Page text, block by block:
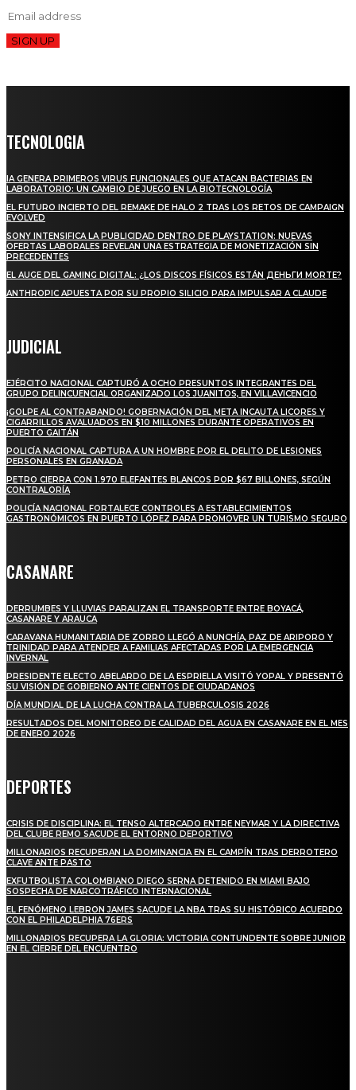
SIGN UP
TECNOLOGIA
IA GENERA PRIMEROS VIRUS FUNCIONALES QUE ATACAN BACTERIAS EN
LABORATORIO: UN CAMBIO DE JUEGO EN LA BIOTECNOLOGÍA
EL FUTURO INCIERTO DEL REMAKE DE HALO 2 TRAS LOS RETOS DE CAMPAIGN
EVOLVED
SONY INTENSIFICA LA PUBLICIDAD DENTRO DE PLAYSTATION: NUEVAS
OFERTAS LABORALES REVELAN UNA ESTRATEGIA DE MONETIZACIÓN SIN
PRECEDENTES
EL AUGE DEL GAMING DIGITAL: ¿LOS DISCOS FÍSICOS ESTÁN ДЕНЬГИ MORTE?
ANTHROPIC APUESTA POR SU PROPIO SILICIO PARA IMPULSAR A CLAUDE
JUDICIAL
EJÉRCITO NACIONAL CAPTURÓ A OCHO PRESUNTOS INTEGRANTES DEL
GRUPO DELINCUENCIAL ORGANIZADO LOS JUANITOS, EN VILLAVICENCIO
¡GOLPE AL CONTRABANDO! GOBERNACIÓN DEL META INCAUTA LICORES Y
CIGARRILLOS AVALUADOS EN $10 MILLONES DURANTE OPERATIVOS EN
PUERTO GAITÁN
POLICÍA NACIONAL CAPTURA A UN HOMBRE POR EL DELITO DE LESIONES
PERSONALES EN GRANADA
PETRO CIERRA CON 1.970 ELEFANTES BLANCOS POR $67 BILLONES, SEGÚN
CONTRALORÍA
POLICÍA NACIONAL FORTALECE CONTROLES A ESTABLECIMIENTOS
GASTRONÓMICOS EN PUERTO LÓPEZ PARA PROMOVER UN TURISMO SEGURO
CASANARE
DERRUMBES Y LLUVIAS PARALIZAN EL TRANSPORTE ENTRE BOYACÁ,
CASANARE Y ARAUCA
CARAVANA HUMANITARIA DE ZORRO LLEGÓ A NUNCHÍA, PAZ DE ARIPORO Y
TRINIDAD PARA ATENDER A FAMILIAS AFECTADAS POR LA EMERGENCIA
INVERNAL
PRESIDENTE ELECTO ABELARDO DE LA ESPRIELLA VISITÓ YOPAL Y PRESENTÓ
SU VISIÓN DE GOBIERNO ANTE CIENTOS DE CIUDADANOS
DÍA MUNDIAL DE LA LUCHA CONTRA LA TUBERCULOSIS 2026
RESULTADOS DEL MONITOREO DE CALIDAD DEL AGUA EN CASANARE EN EL MES
DE ENERO 2026
DEPORTES
CRISIS DE DISCIPLINA: EL TENSO ALTERCADO ENTRE NEYMAR Y LA DIRECTIVA
DEL CLUBE REMO SACUDE EL ENTORNO DEPORTIVO
MILLONARIOS RECUPERAN LA DOMINANCIA EN EL CAMPÍN TRAS DERROTERO
CLAVE ANTE PASTO
EXFUTBOLISTA COLOMBIANO DIEGO SERNA DETENIDO EN MIAMI BAJO
SOSPECHA DE NARCOTRÁFICO INTERNACIONAL
EL FENÓMENO LEBRON JAMES SACUDE LA NBA TRAS SU HISTÓRICO ACUERDO
CON EL PHILADELPHIA 76ERS
MILLONARIOS RECUPERA LA GLORIA: VICTORIA CONTUNDENTE SOBRE JUNIOR
EN EL CIERRE DEL ENCUENTRO